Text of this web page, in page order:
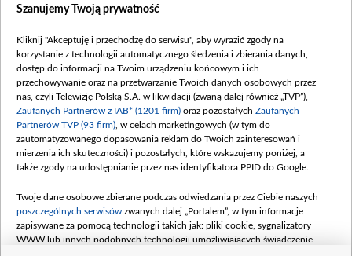
Szanujemy Twoją prywatność
Kliknij "Akceptuję i przechodzę do serwisu", aby wyrazić zgody na
korzystanie z technologii automatycznego śledzenia i zbierania danych,
dostęp do informacji na Twoim urządzeniu końcowym i ich
przechowywanie oraz na przetwarzanie Twoich danych osobowych przez
nas, czyli Telewizję Polską S.A. w likwidacji (zwaną dalej również „TVP”),
Zaufanych Partnerów z IAB* (1201 firm) oraz pozostałych Zaufanych
Partnerów TVP (93 firm) , w celach marketingowych (w tym do
zautomatyzowanego dopasowania reklam do Twoich zainteresowań i
mierzenia ich skuteczności) i pozostałych, które wskazujemy poniżej, a
także zgody na udostępnianie przez nas identyfikatora PPID do Google.
Twoje dane osobowe zbierane podczas odwiedzania przez Ciebie naszych
poszczególnych serwisów zwanych dalej „Portalem”, w tym informacje
zapisywane za pomocą technologii takich jak: pliki cookie, sygnalizatory
WWW lub innych podobnych technologii umożliwiających świadczenie